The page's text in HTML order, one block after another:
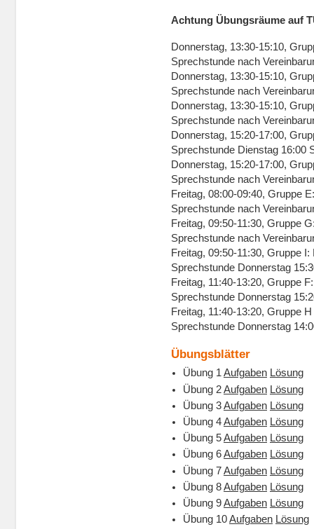
Achtung Übungsräume auf
Donnerstag, 13:30-15:10,
Sprechstunde nach
Donnerstag, 13:30-15:10,
Sprechstunde nach
Donnerstag, 13:30-15:10,
Sprechstunde nach
Donnerstag, 15:20-17:00,
Sprechstunde Dienstag 16:00
Donnerstag, 15:20-17:00,
Sprechstunde nach
Freitag, 08:00-09:40, Gruppe
Sprechstunde nach
Freitag, 09:50-11:30, Gruppe
Sprechstunde nach
Freitag, 09:50-11:30, Gruppe
Sprechstunde Donnerstag
Freitag, 11:40-13:20, Gruppe
Sprechstunde Donnerstag
Freitag, 11:40-13:20, Gruppe
Sprechstunde Donnerstag
Übungsblätter
Übung 1Aufgaben Lösung
Übung 2Aufgaben Lösung
Übung 3Aufgaben Lösung
Übung 4Aufgaben Lösung
Übung 5Aufgaben Lösung
Übung 6Aufgaben Lösung
Übung 7Aufgaben Lösung
Übung 8Aufgaben Lösung
Übung 9Aufgaben Lösung
Übung 10Aufgaben Lösung